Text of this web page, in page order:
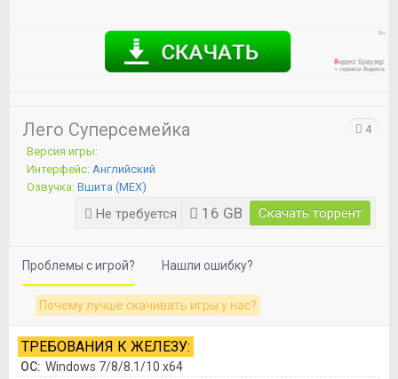
Лего Суперсемейка
Версия игры:
Интерфейс: Английский
Озвучка: Вшита (MEX)
Не требуется 16 GB Скачать торрент
4
Проблемы с игрой? Нашли ошибку?
Почему лучше скачивать игры у нас?
ТРЕБОВАНИЯ К ЖЕЛЕЗУ:
ОС: Windows 7/8/8.1/10 x64